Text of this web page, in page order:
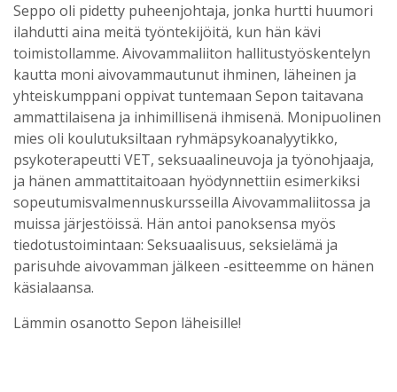
Seppo oli pidetty puheenjohtaja, jonka hurtti huumori
ilahdutti aina meitä työntekijöitä, kun hän kävi
toimistollamme. Aivovammaliiton hallitustyöskentelyn
kautta moni aivovammautunut ihminen, läheinen ja
yhteiskumppani oppivat tuntemaan Sepon taitavana
ammattilaisena ja inhimillisenä ihmisenä. Monipuolinen
mies oli koulutuksiltaan ryhmäpsykoanalyytikko,
psykoterapeutti VET, seksuaalineuvoja ja työnohjaaja,
ja hänen ammattitaitoaan hyödynnettiin esimerkiksi
sopeutumisvalmennuskursseilla Aivovammaliitossa ja
muissa järjestöissä. Hän antoi panoksensa myös
tiedotustoimintaan: Seksuaalisuus, seksielämä ja
parisuhde aivovamman jälkeen -esitteemme on hänen
käsialaansa.
Lämmin osanotto Sepon läheisille!